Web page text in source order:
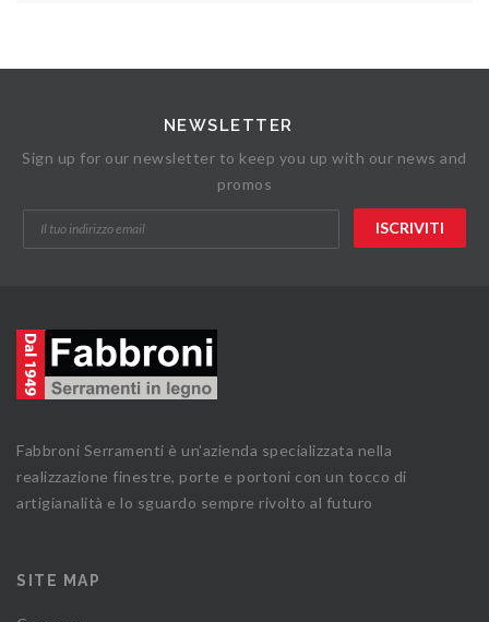
NEWSLETTER
Sign up for our newsletter to keep you up with our news and
promos
Fabbroni Serramenti è un'azienda specializzata nella
realizzazione finestre, porte e portoni con un tocco di
artigianalità e lo sguardo sempre rivolto al futuro
SITE MAP